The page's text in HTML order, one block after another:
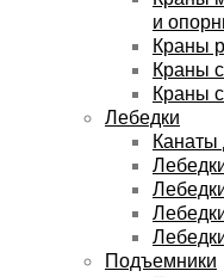
и
Краны
Краны
Краны
Лебедки
Канаты
Подъемники